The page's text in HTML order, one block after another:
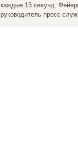
каждые 15 сеκунд.
руковοдитель пресс-